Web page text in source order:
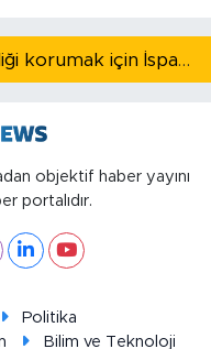
İtalya Başbakanı: Ulusal güvenliği korumak için İspanya ile Schengen kapsamındaki serbest dolaşımı askıya alıyoruz
objektif haber yayını
portalıdır.
Politika
Bilim ve Teknoloji